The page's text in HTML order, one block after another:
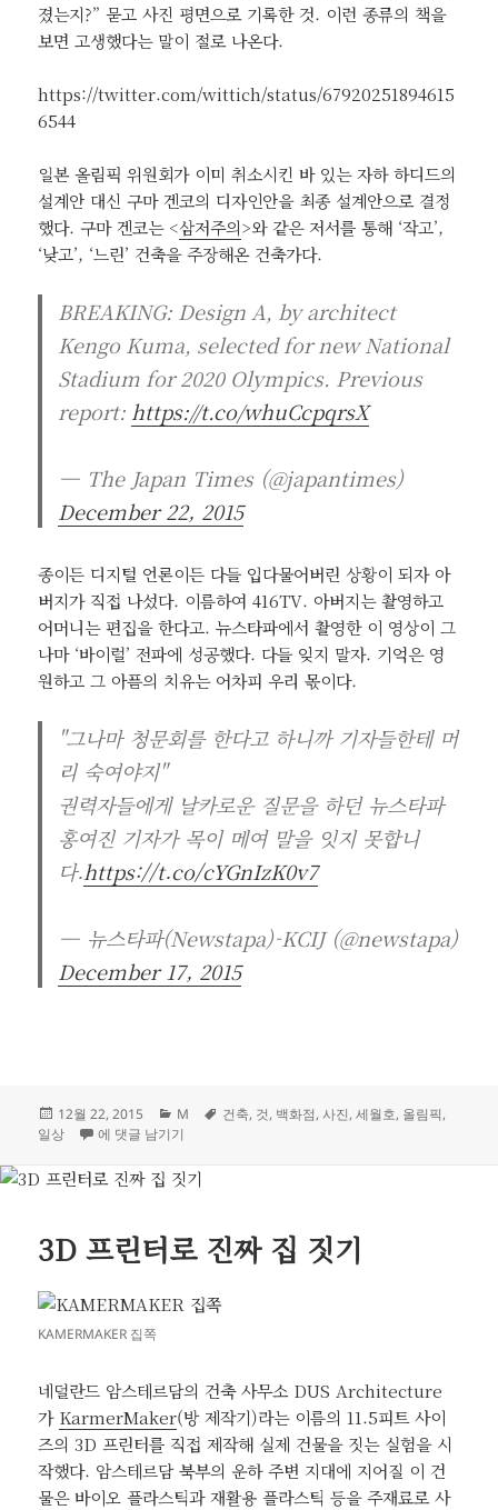
졌는지?” 묻고 사진 평면으로 기록한 것. 이런 종류의 책을
보면 고생했다는 말이 절로 나온다.
https://twitter.com/wittich/status/67920251894615
6544
일본 올림픽 위원회가 이미 취소시킨 바 있는 자하 하디드의
설계안 대신 구마 겐코의 디자인안을 최종 설계안으로 결정
했다. 구마 겐코는 <삼저주의>와 같은 저서를 통해 ‘작고’,
‘낮고’, ‘느린’ 건축을 주장해온 건축가다.
BREAKING: Design A, by architect
Kengo Kuma, selected for new National
Stadium for 2020 Olympics. Previous
report: https://t.co/whuCcpqrsX
— The Japan Times (@japantimes)
December 22, 2015
종이든 디지털 언론이든 다들 입다물어버린 상황이 되자 아
버지가 직접 나섰다. 이름하여 416TV. 아버지는 촬영하고
어머니는 편집을 한다고. 뉴스타파에서 촬영한 이 영상이 그
나마 ‘바이럴’ 전파에 성공했다. 다들 잊지 말자. 기억은 영
원하고 그 아픔의 치유는 어차피 우리 몫이다.
"그나마 청문회를 한다고 하니까 기자들한테 머
리 숙여야지"
권력자들에게 날카로운 질문을 하던 뉴스타파
홍여진 기자가 목이 메여 말을 잇지 못합니
다.https://t.co/cYGnIzK0v7
— 뉴스타파(Newstapa)-KCIJ (@newstapa)
December 17, 2015
작
성
자
12월 22, 2015
카
테
리
M
태
건축, 것, 백화점, 사진,세월호, 올림픽,
일상
판교 현대, 오늘 만진 것, 구마 겐고 당선, 416TV
에 댓글 남기기
3D 프린터로 진짜 집 짓기
KAMERMAKER 집쪽
네덜란드 암스테르담의 건축 사무소 DUS Architecture
가 KarmerMaker(방 제작기)라는 이름의 11.5피트 사이
즈의 3D 프린터를 직접 제작해 실제 건물을 짓는 실험을 시
작했다. 암스테르담 북부의 운하 주변 지대에 지어질 이 건
물은 바이오 플라스틱과 재활용 플라스틱 등을 주재료로 사